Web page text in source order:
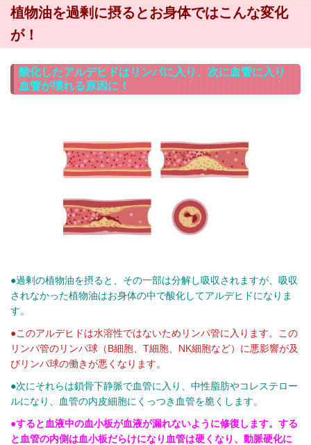
植物油を過剰に摂るとお身体ではこんな変化
が！
酸化したアルデヒドはリンパに入り、次に血管に入り
血管が壊れる原因に！
●過剰の植物油を摂ると、その一部は分解し吸収されますが、吸収
されなかった植物油はお身体の中で酸化してアルデヒドになりま
す。
●このアルデヒドは水溶性ではないためリンパ管に入ります。この
リンパ管のリンパ球（B細胞、T細胞、NK細胞など）に悪影響が及
びリンパ球の働きが悪くなります。
●次にそれらは鎖骨下静脈で血管に入り、中性脂肪やコレステロー
ルになり、血管の内皮細胞にくっつき血管を脆くします。
●すると血液中の血小板が血液が漏れないように修復します。する
と血管の内側は血小板だらけになり血管は硬くなり、動脈硬化に